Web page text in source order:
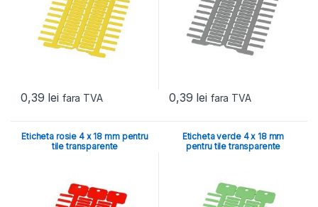
0,39 lei fara TVA 0,39 lei fara TVA
Eticheta rosie 4 x 18 mm pentru
tile transparente
Eticheta verde 4 x 18 mm
pentru tile transparente